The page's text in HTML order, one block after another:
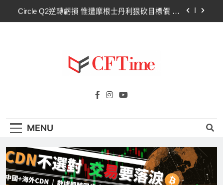
Circle Q2逆轉虧損 惟遭摩根士丹利狠砍目標價 市
比特幣失守關鍵阻力帶！50日SMA及斐波那契
63,600美元未收復，下降通道持續
Circle Q2逆轉虧損 惟遭摩根士丹利狠砍目標價 市
CLARITY法案60票門檻仍差關鍵缺口！民主黨七
Cftime.io
AI（ChatGPT）、區塊鏈、NFT、加密貨
MENU